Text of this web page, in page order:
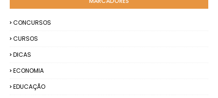
CONCURSOS
CURSOS
DICAS
ECONOMIA
EDUCAÇÃO